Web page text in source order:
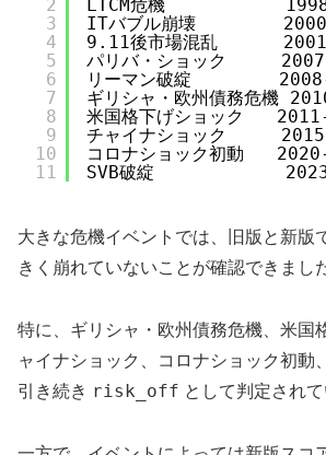
2
3
4
5
6
7
8
9
10
11
LTCM危機
ITバブル崩壊
9.11後市場混乱
パリバ・ショック
リーマン破綻
ギリシャ・欧州債務危
米国格下げショック
チャイナショック
コロナショック初動
SVB破綻
大きな危機イベントでは、旧版と新版
きく崩れていないことが確認できまし
特に、ギリシャ・欧州債務危機、米国
ャイナショック、コロナショック初動
引き続き risk_off として判定されて